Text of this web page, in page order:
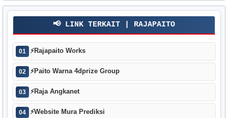
📢 LINK TERKAIT | RAJAPAITO
01 ⚡Rajapaito Works
02 ⚡Paito Warna 4dprize Group
03 ⚡Raja Angkanet
04 ⚡Website Mura Prediksi